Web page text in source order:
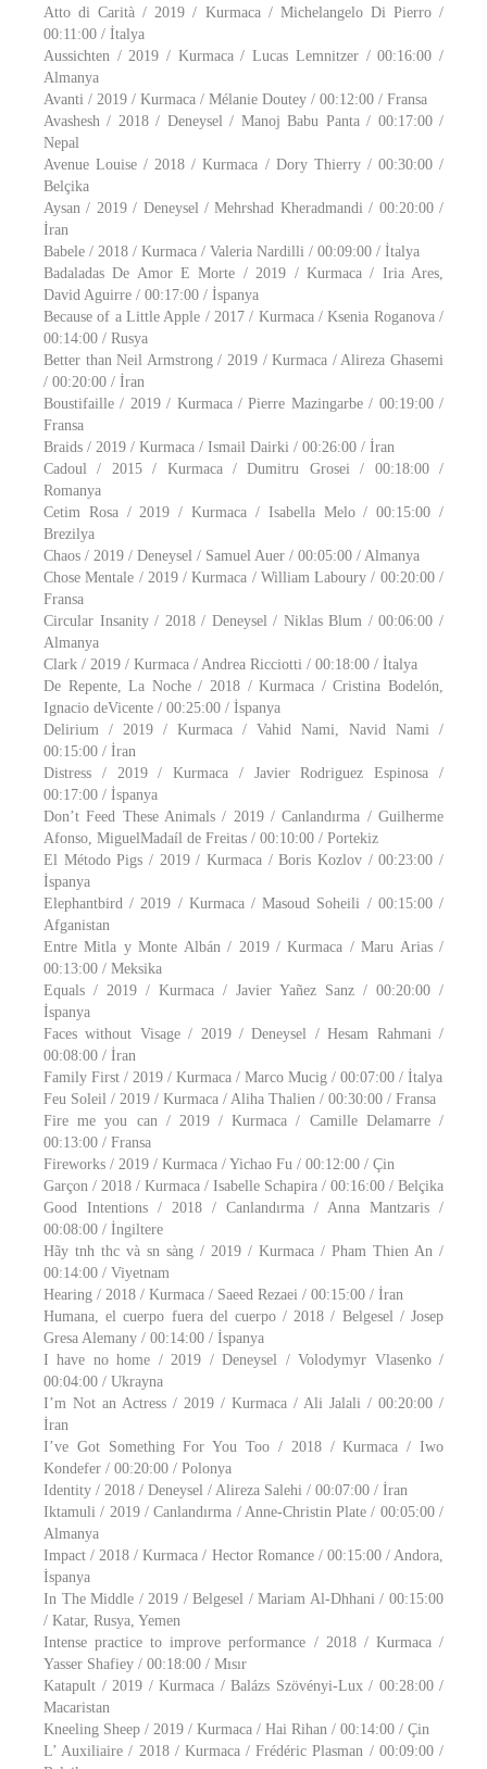
Atto di Carità / 2019 / Kurmaca / Michelangelo Di Pierro /
00:11:00 / İtalya
Aussichten / 2019 / Kurmaca / Lucas Lemnitzer / 00:16:00 /
Almanya
Avanti / 2019 / Kurmaca / Mélanie Doutey / 00:12:00 / Fransa
Avashesh / 2018 / Deneysel / Manoj Babu Panta / 00:17:00 /
Nepal
Avenue Louise / 2018 / Kurmaca / Dory Thierry / 00:30:00 /
Belçika
Aysan / 2019 / Deneysel / Mehrshad Kheradmandi / 00:20:00 /
İran
Babele / 2018 / Kurmaca / Valeria Nardilli / 00:09:00 / İtalya
Badaladas De Amor E Morte / 2019 / Kurmaca / Iria Ares,
David Aguirre / 00:17:00 / İspanya
Because of a Little Apple / 2017 / Kurmaca / Ksenia Roganova /
00:14:00 / Rusya
Better than Neil Armstrong / 2019 / Kurmaca / Alireza Ghasemi
/ 00:20:00 / İran
Boustifaille / 2019 / Kurmaca / Pierre Mazingarbe / 00:19:00 /
Fransa
Braids / 2019 / Kurmaca / Ismail Dairki / 00:26:00 / İran
Cadoul / 2015 / Kurmaca / Dumitru Grosei / 00:18:00 /
Romanya
Cetim Rosa / 2019 / Kurmaca / Isabella Melo / 00:15:00 /
Brezilya
Chaos / 2019 / Deneysel / Samuel Auer / 00:05:00 / Almanya
Chose Mentale / 2019 / Kurmaca / William Laboury / 00:20:00 /
Fransa
Circular Insanity / 2018 / Deneysel / Niklas Blum / 00:06:00 /
Almanya
Clark / 2019 / Kurmaca / Andrea Ricciotti / 00:18:00 / İtalya
De Repente, La Noche / 2018 / Kurmaca / Cristina Bodelón,
Ignacio deVicente / 00:25:00 / İspanya
Delirium / 2019 / Kurmaca / Vahid Nami, Navid Nami /
00:15:00 / İran
Distress / 2019 / Kurmaca / Javier Rodriguez Espinosa /
00:17:00 / İspanya
Don’t Feed These Animals / 2019 / Canlandırma / Guilherme
Afonso, MiguelMadaíl de Freitas / 00:10:00 / Portekiz
El Método Pigs / 2019 / Kurmaca / Boris Kozlov / 00:23:00 /
İspanya
Elephantbird / 2019 / Kurmaca / Masoud Soheili / 00:15:00 /
Afganistan
Entre Mitla y Monte Albán / 2019 / Kurmaca / Maru Arias /
00:13:00 / Meksika
Equals / 2019 / Kurmaca / Javier Yañez Sanz / 00:20:00 /
İspanya
Faces without Visage / 2019 / Deneysel / Hesam Rahmani /
00:08:00 / İran
Family First / 2019 / Kurmaca / Marco Mucig / 00:07:00 / İtalya
Feu Soleil / 2019 / Kurmaca / Aliha Thalien / 00:30:00 / Fransa
Fire me you can / 2019 / Kurmaca / Camille Delamarre /
00:13:00 / Fransa
Fireworks / 2019 / Kurmaca / Yichao Fu / 00:12:00 / Çin
Garçon / 2018 / Kurmaca / Isabelle Schapira / 00:16:00 / Belçika
Good Intentions / 2018 / Canlandırma / Anna Mantzaris /
00:08:00 / İngiltere
Hãy tnh thc và sn sàng / 2019 / Kurmaca / Pham Thien An /
00:14:00 / Viyetnam
Hearing / 2018 / Kurmaca / Saeed Rezaei / 00:15:00 / İran
Humana, el cuerpo fuera del cuerpo / 2018 / Belgesel / Josep
Gresa Alemany / 00:14:00 / İspanya
I have no home / 2019 / Deneysel / Volodymyr Vlasenko /
00:04:00 / Ukrayna
I’m Not an Actress / 2019 / Kurmaca / Ali Jalali / 00:20:00 /
İran
I’ve Got Something For You Too / 2018 / Kurmaca / Iwo
Kondefer / 00:20:00 / Polonya
Identity / 2018 / Deneysel / Alireza Salehi / 00:07:00 / İran
Iktamuli / 2019 / Canlandırma / Anne-Christin Plate / 00:05:00 /
Almanya
Impact / 2018 / Kurmaca / Hector Romance / 00:15:00 / Andora,
İspanya
In The Middle / 2019 / Belgesel / Mariam Al-Dhhani / 00:15:00
/ Katar, Rusya, Yemen
Intense practice to improve performance / 2018 / Kurmaca /
Yasser Shafiey / 00:18:00 / Mısır
Katapult / 2019 / Kurmaca / Balázs Szövényi-Lux / 00:28:00 /
Macaristan
Kneeling Sheep / 2019 / Kurmaca / Hai Rihan / 00:14:00 / Çin
L’ Auxiliaire / 2018 / Kurmaca / Frédéric Plasman / 00:09:00 /